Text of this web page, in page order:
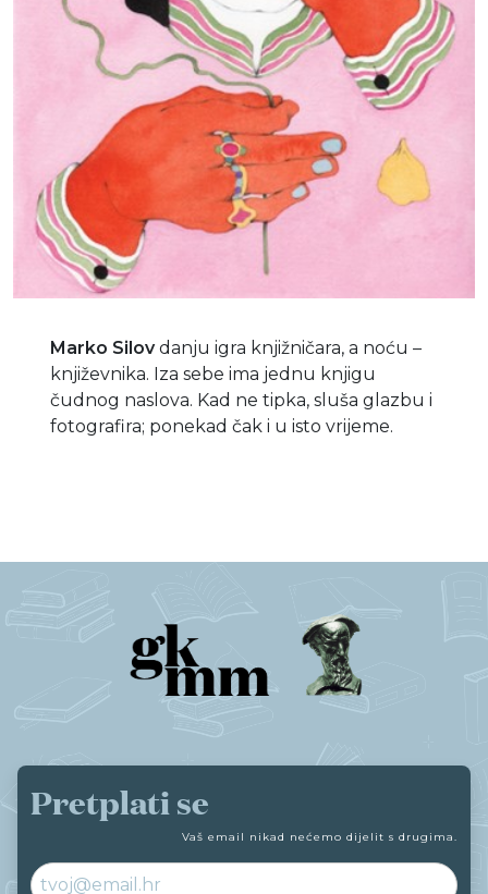
Marko Silovdanju igra knjižničara, a noću –
književnika. Iza sebe ima jednu knjigu
čudnog naslova. Kad ne tipka, sluša glazbu i
fotografira; ponekad čak i u isto vrijeme.
Pretplati se
Vaš email nikad nećemo dijelit s drugima.